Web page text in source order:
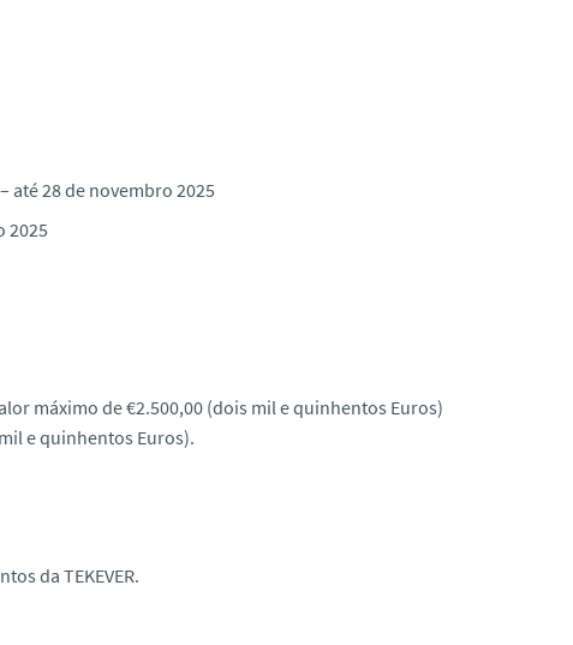
até 28 de novembro 2025
2025
máximo de €2.500,00 (dois mil e quinhentos Euros)
e quinhentos Euros).
da TEKEVER.